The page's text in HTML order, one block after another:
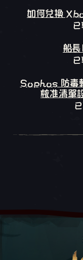
如何兌換
船
Sophos 防毒
核准清單